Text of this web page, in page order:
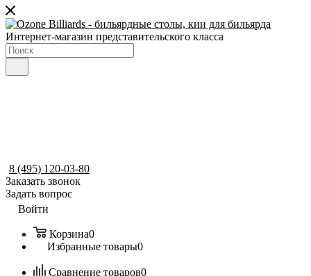
Интернет-магазин представительского класса
8 (495) 120-03-80
Заказать звонок
Задать вопрос
Войти
Корзина0
Избранные товары0
Сравнение товаров0